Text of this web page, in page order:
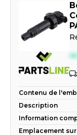
Contenu de
Description
Information
Emplacement